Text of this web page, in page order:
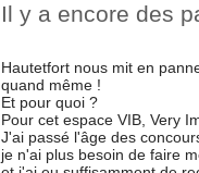
Il y a encore des
Hautetfort nous mit en
quand même !
Et pour quoi ?
Pour cet espace VIB, Very
J'ai passé l'âge des
je n'ai plus besoin de faire